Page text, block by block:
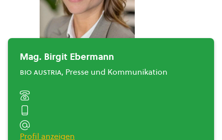
Mag. Birgit Ebermann
bio austria, Presse und Kommunikation
Profil anzeigen